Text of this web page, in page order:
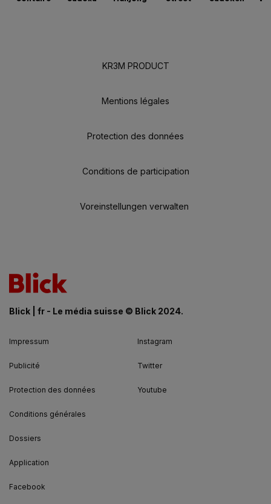
KR3M PRODUCT
Mentions légales
Protection des données
Conditions de participation
Voreinstellungen verwalten
Blick | fr - Le média suisse © Blick 2024.
Impressum
Publicité
Protection des données
Conditions générales
Dossiers
Application
Facebook
Instagram
Twitter
Youtube